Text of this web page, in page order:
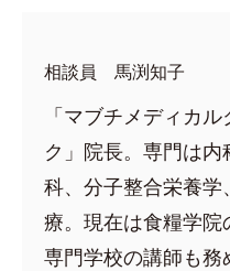
相談員 馬渕知子
「マブチメディカル
ク」院長。専門は内
科、分子整合栄養
療。現在は食糧学
専門学校の講師も